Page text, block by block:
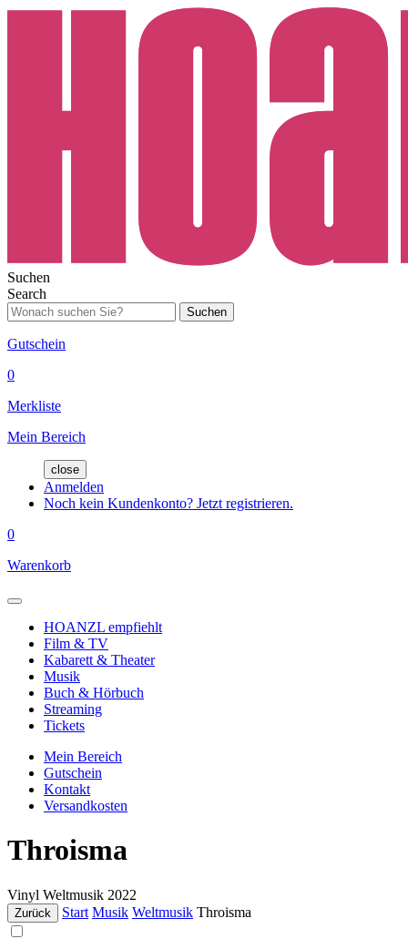
Suchen
Search
Suchen
Gutschein
0
Merkliste
Mein Bereich
close
Anmelden
Noch kein Kundenkonto? Jetzt registrieren.
0
Warenkorb
HOANZL empfiehlt
Film & TV
Kabarett & Theater
Musik
Buch & Hörbuch
Streaming
Tickets
Mein Bereich
Gutschein
Kontakt
Versandkosten
Throisma
Vinyl Weltmusik 2022
Zurück Start Musik Weltmusik Throisma